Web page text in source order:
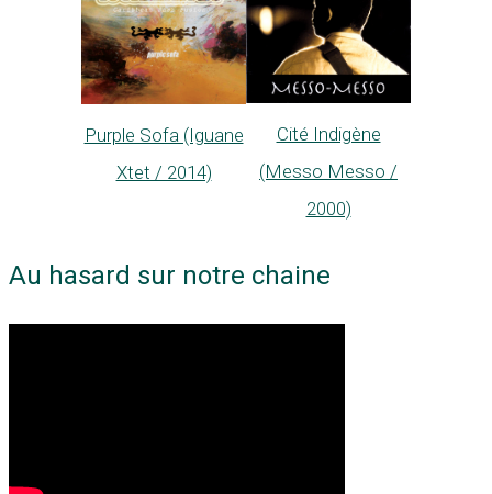
Purple Sofa (Iguane
Xtet / 2014)
Cité Indigène
(Messo Messo /
2000)
Au hasard sur notre chaine